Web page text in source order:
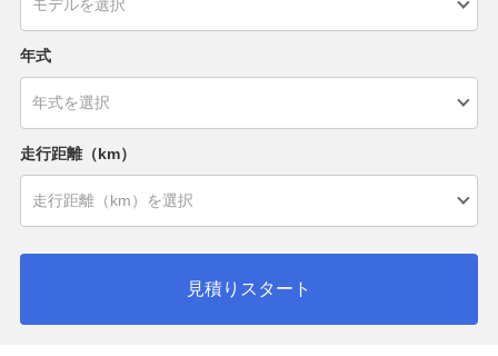
年式
走行距離（km）
見積りスタート